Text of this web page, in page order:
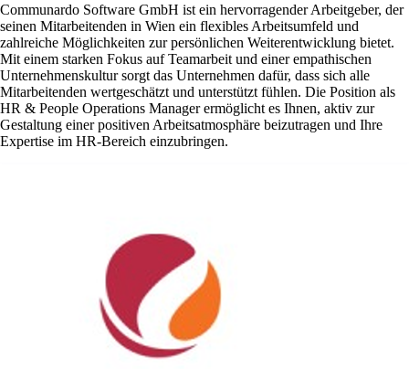
Communardo Software GmbH ist ein hervorragender Arbeitgeber, der
seinen Mitarbeitenden in Wien ein flexibles Arbeitsumfeld und
zahlreiche Möglichkeiten zur persönlichen Weiterentwicklung bietet.
Mit einem starken Fokus auf Teamarbeit und einer empathischen
Unternehmenskultur sorgt das Unternehmen dafür, dass sich alle
Mitarbeitenden wertgeschätzt und unterstützt fühlen. Die Position als
HR & People Operations Manager ermöglicht es Ihnen, aktiv zur
Gestaltung einer positiven Arbeitsatmosphäre beizutragen und Ihre
Expertise im HR-Bereich einzubringen.